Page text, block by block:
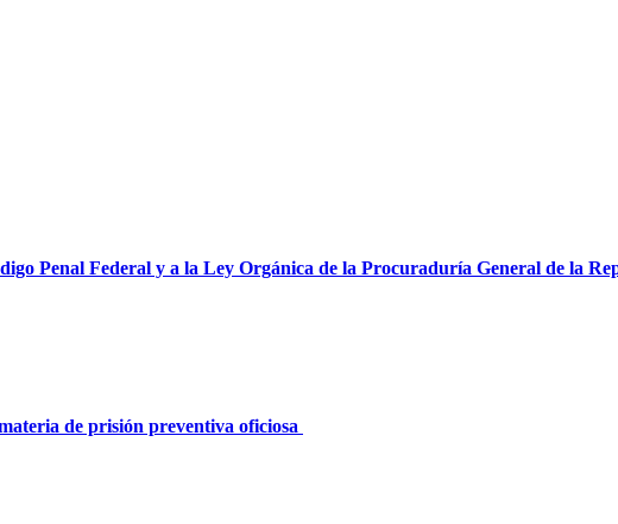
Penal Federal y a la Ley Orgánica de la Procuraduría General de la
de prisión preventiva oficiosa